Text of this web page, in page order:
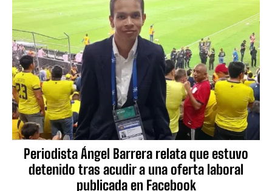
Periodista Ángel Barrera relata que estuvo
detenido tras acudir a una oferta laboral
publicada en Facebook